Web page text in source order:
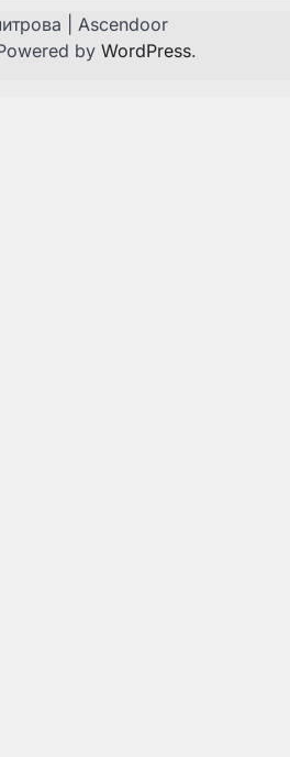
| Ascendoor
by WordPress.